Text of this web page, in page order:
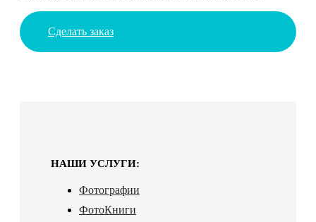
Сделать заказ
НАШИ УСЛУГИ:
Фотографии
ФотоКниги